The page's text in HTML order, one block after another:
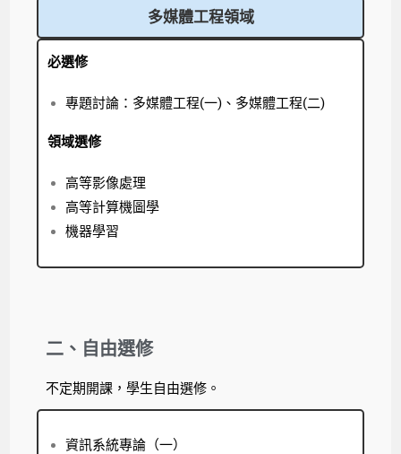
多媒體工程領域
必選修
專題討論：多媒體工程(一)、多媒體工程(二)
領域選修
高等影像處理
高等計算機圖學
機器學習
二、自由選修
不定期開課，學生自由選修。
資訊系統專論（一）